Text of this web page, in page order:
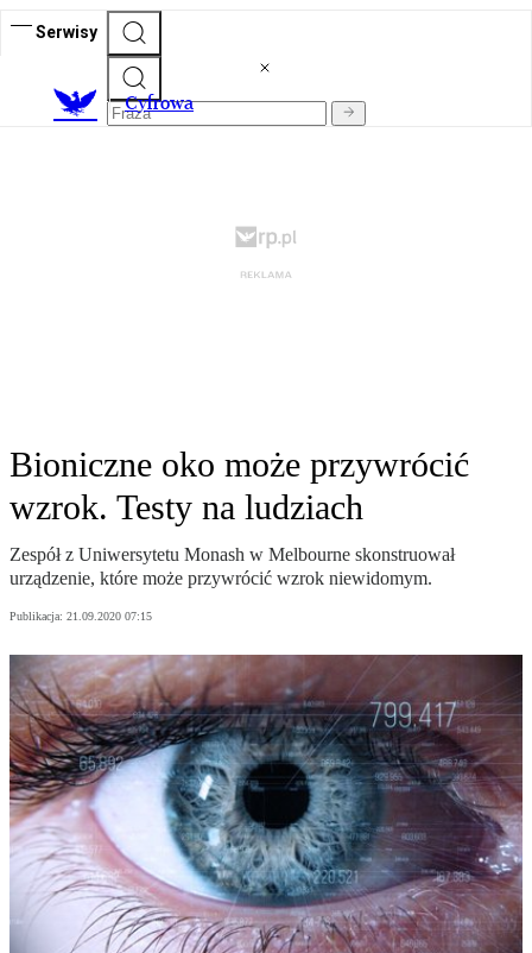
Serwisy
Cyfrowa
Bioniczne oko może przywrócić
wzrok. Testy na ludziach
Zespół z Uniwersytetu Monash w Melbourne skonstruował
urządzenie, które może przywrócić wzrok niewidomym.
Publikacja: 21.09.2020 07:15